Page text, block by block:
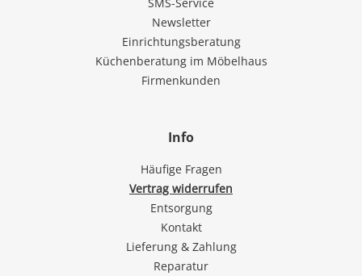
Newsletter
Einrichtungsberatung
Küchenberatung im Möbelhaus
Firmenkunden
Info
Häufige Fragen
Vertrag widerrufen
Entsorgung
Kontakt
Lieferung & Zahlung
Reparatur